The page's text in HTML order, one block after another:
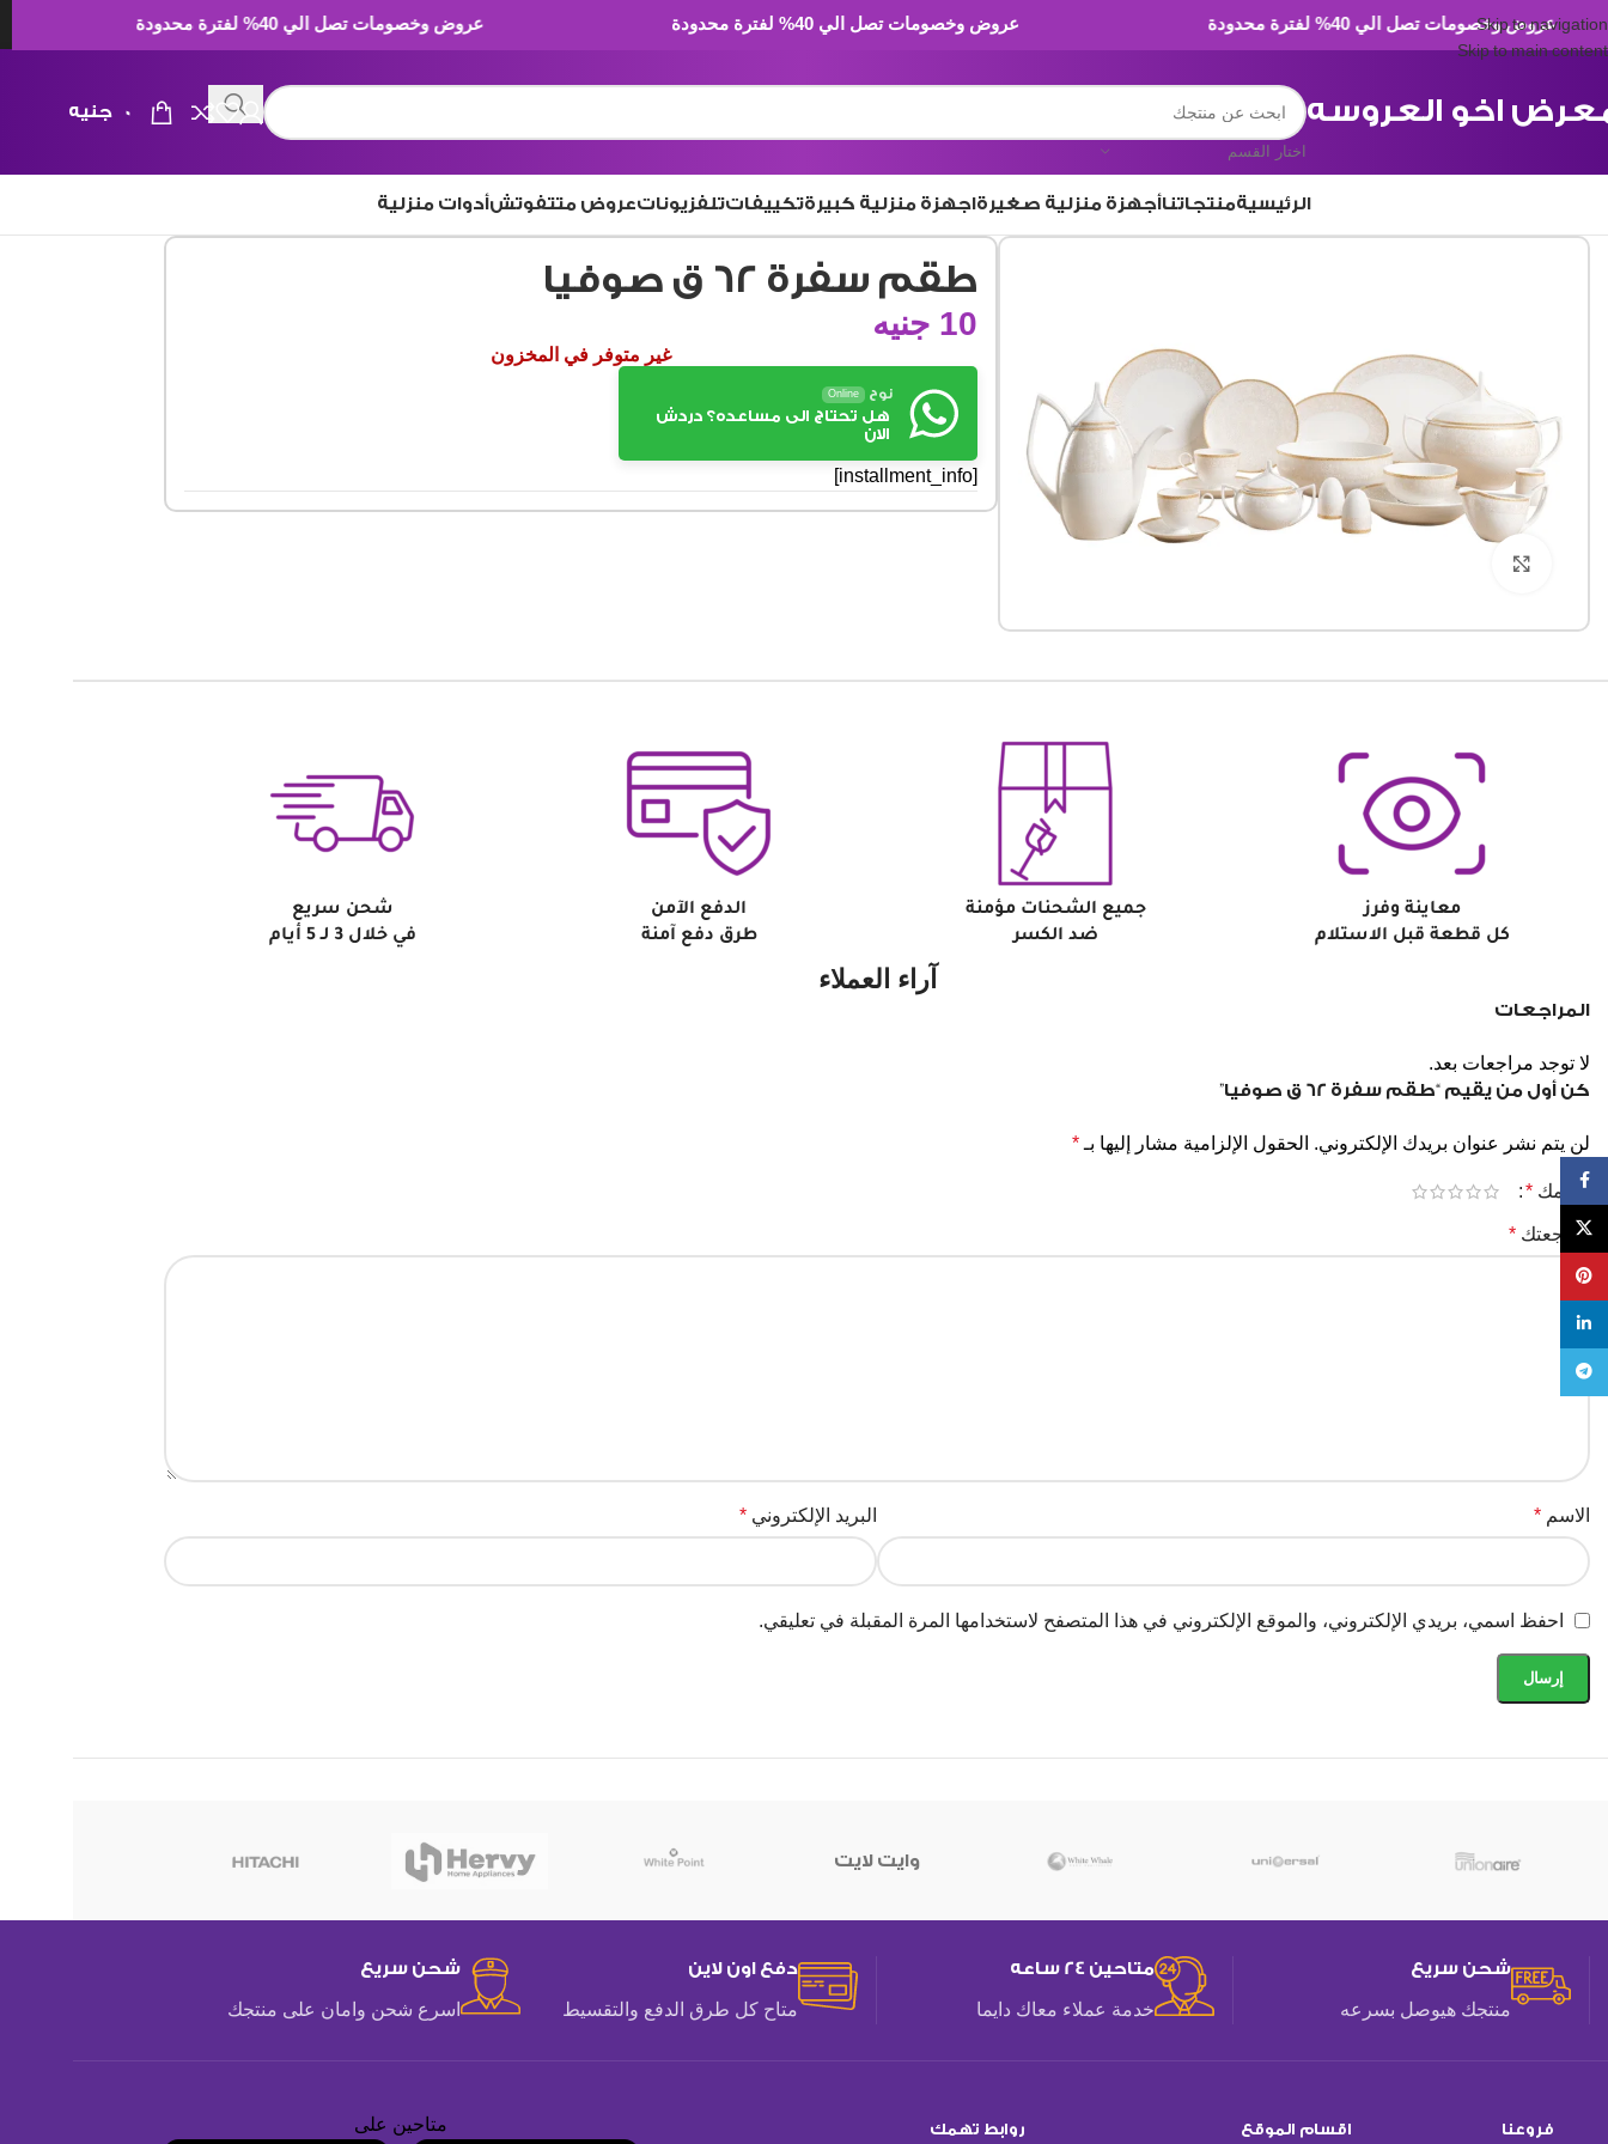
Skip to navigation
Skip to main content
عروض وخصومات تصل الي 40% لفترة محدودة عروض وخصومات تصل الي 40% لفترة محدودة عروض وخصومات تصل الي 40% لفترة محدودة
اخو العروسه
اختار القسم
0 جنيه
الرئيسيةمنتجاتناأجهزة منزلية صغيرةاجهزة منزلية كبيرةتكييفاتتلفزيوناتعروض متتفوتشأدوات منزلية
طقم سفرة 62 ق صوفيا
10 جنيه
غير متوفر في المخزون
نوح Online
هل تحتاج الى مساعده؟ دردش
الان
[installment_info]
معاينة وفرز
كل قطعة قبل الاستلام
جميع الشحنات مؤمنة
ضد الكسر
الدفع الآمن
طرق دفع آمنة
شحن سريع
في خلال 3 لـ 5 أيام
آراء العملاء
المراجعات
لا توجد مراجعات بعد.
كن أول من يقيم “طقم سفرة 62 ق صوفيا”
لن يتم نشر عنوان بريدك الإلكتروني. الحقول الإلزامية مشار إليها بـ *
تقييمك *
مراجعتك *
الاسم * البريد الإلكتروني *
احفظ اسمي، بريدي الإلكتروني، والموقع الإلكتروني في هذا المتصفح لاستخدامها المرة المقبلة في تعليقي.
وايت لايت
شحن سريع
منتجك هيوصل بسرعه
متاحين 24 ساعه
خدمة عملاء معاك دايما
دفع اون لاين
متاح كل طرق الدفع والتقسيط
شحن سريع
اسرع شحن وامان على منتجك
فروعنا اقسام الموقع روابط تهمك متاحين على
Facebook
X